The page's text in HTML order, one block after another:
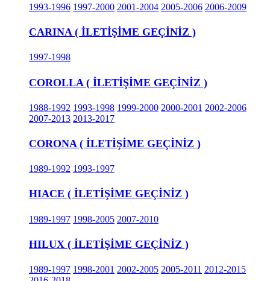
1993-1996 1997-2000 2001-2004 2005-2006 2006-2009
CARINA ( İLETİŞİME GEÇİNİZ )
1997-1998
COROLLA ( İLETİŞİME GEÇİNİZ )
1988-1992 1993-1998 1999-2000 2000-2001 2002-2006
2007-2013 2013-2017
CORONA ( İLETİŞİME GEÇİNİZ )
1989-1992 1993-1997
HIACE ( İLETİŞİME GEÇİNİZ )
1989-1997 1998-2005 2007-2010
HILUX ( İLETİŞİME GEÇİNİZ )
1989-1997 1998-2001 2002-2005 2005-2011 2012-2015